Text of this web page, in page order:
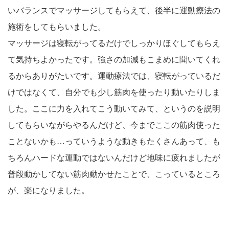
いバランスでマッサージしてもらえて、後半に運動療法の
施術をしてもらいました。
マッサージは寝転がってるだけでしっかりほぐしてもらえ
て気持ちよかったです。強さの加減もこまめに聞いてくれ
るからありがたいです。運動療法では、寝転がっているだ
けではなくて、自分でも少し筋肉を使ったり動いたりしま
した。ここに力を入れてこう動いてみて、というのを説明
してもらいながらやるんだけど、今までここの筋肉使った
ことないかも…っていうような動きもたくさんあって、も
ちろんハードな運動ではないんだけど地味に疲れましたが
普段動かしてない筋肉動かせたことで、こっているところ
が、楽になりました。